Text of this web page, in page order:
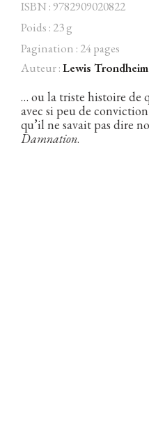
Facebook Instagram
ISBN : 9782909020822
Poids : 23 g
Pagination : 24 pages
Auteur :Lewis Trondheim
… ou la triste histoire de
avec si peu de
qu’il ne savait pas dire
Damnation.